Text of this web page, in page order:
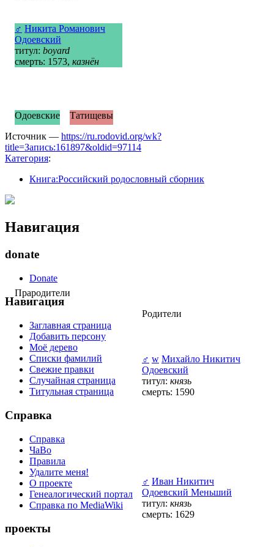
♂ Никита Романович
Одоевский
титул: boyard
смерть: 1573, казнён
Прародители
Родители
♂ w Михайло Никитич
Одоевский
титул: князь
смерть: 1590
♂ Иван Никитич
Одоевский Меньший
титул: князь
смерть: 1629
Одоевские
Татищевы
Источник — https://ru.rodovid.org/wk?
title=Запись:161897&oldid=97114
Категория:
Книга:Российский родословный сборник
Навигация
donate
Donate
Навигация
Заглавная страница
Добавить персону
Моё дерево
Списки фамилий
Свежие правки
Случайная страница
Титульная страница
Справка
Справка
ЧаВо
Правила
Удалите меня!
О проекте
Генеалогический портал
Справка по MediaWiki
проекты